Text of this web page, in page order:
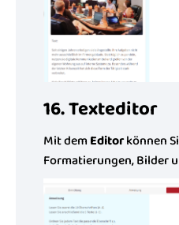
16. Texteditor
Mit demEditorkönnen
Formatierungen, Bilder